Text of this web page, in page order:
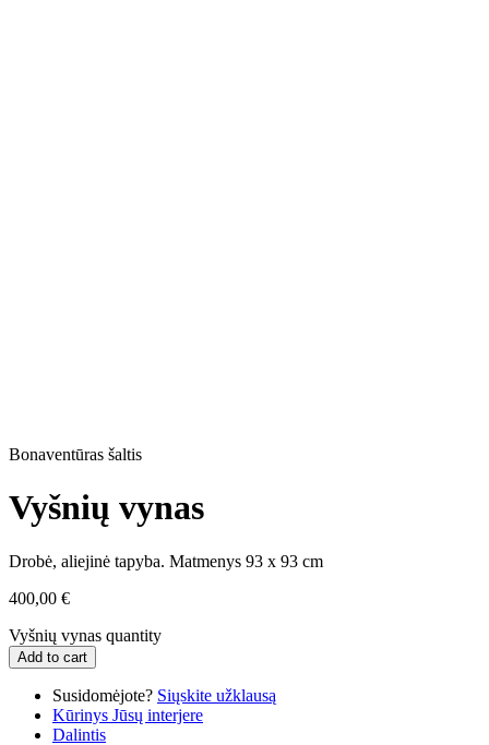
Bonaventūras šaltis
Vyšnių vynas
Drobė, aliejinė tapyba. Matmenys 93 x 93 cm
400,00 €
Vyšnių vynas quantity
Add to cart
Susidomėjote? Siųskite užklausą
Kūrinys Jūsų interjere
Dalintis